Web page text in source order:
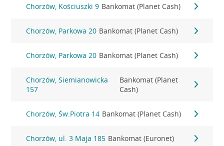
Chorzów, Kościuszki 9 Bankomat (Planet Cash)
Chorzów, Parkowa 20 Bankomat (Planet Cash)
Chorzów, Parkowa 20 Bankomat (Planet Cash)
Chorzów, Siemianowicka
157
Bankomat (Planet
Cash)
Chorzów, Św.Piotra 14 Bankomat (Planet Cash)
Chorzów, ul. 3 Maja 185 Bankomat (Euronet)